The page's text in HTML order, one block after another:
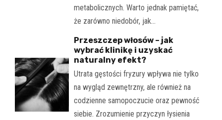
metabolicznych. Warto jednak pamiętać,
że zarówno niedobór, jak…
Przeszczep włosów – jak
wybrać klinikę i uzyskać
naturalny efekt?
Utrata gęstości fryzury wpływa nie tylko
na wygląd zewnętrzny, ale również na
codzienne samopoczucie oraz pewność
siebie. Zrozumienie przyczyn łysienia